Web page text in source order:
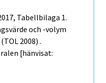
Tabellbilaga 1.
och -volym
2008) .
[hänvisat: